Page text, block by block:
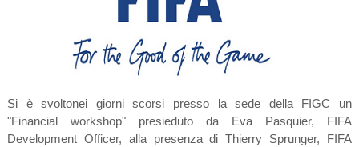
Si è svoltonei giorni scorsi presso la sede della FIGC un
"Financial workshop" presieduto da Eva Pasquier, FIFA
Development Officer, alla presenza di Thierry Sprunger, FIFA